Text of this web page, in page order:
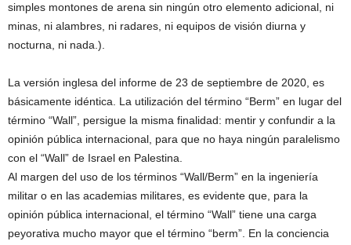
simples montones de arena sin ningún otro elemento adicional, ni
minas, ni alambres, ni radares, ni equipos de visión diurna y
nocturna, ni nada.).
La versión inglesa del informe de 23 de septiembre de 2020, es
básicamente idéntica. La utilización del término “Berm” en lugar del
término “Wall”, persigue la misma finalidad: mentir y confundir a la
opinión pública internacional, para que no haya ningún paralelismo
con el “Wall” de Israel en Palestina.
Al margen del uso de los términos “Wall/Berm” en la ingeniería
militar o en las academias militares, es evidente que, para la
opinión pública internacional, el término “Wall” tiene una carga
peyorativa mucho mayor que el término “berm”. En la conciencia